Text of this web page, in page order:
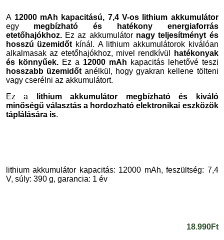
A12000 mAh kapacitású, 7,4 V-os lithium akkumulátor
egy megbízható és hatékony energiaforrás
etetőhajókhoz.Ez az akkumulátor nagy teljesítményt és
hosszú üzemidőt kínál. A lithium akkumulátorok kiválóan
alkalmasak az etetőhajókhoz, mivel rendkívül
hatékonyak
és könnyűek.Ez a 12000 mAh kapacitás lehetővé teszi
hosszabb üzemidőtanélkül, hogy gyakran kellene tölteni
vagy cserélni az akkumulátort.
Ez a lithium akkumulátor megbízható és kiváló
minőségű választás a hordozható elektronikai eszközök
táplálására is.
lithium akkumulátor kapacitás: 12000 mAh, feszültség: 7,4
V, súly: 390 g, garancia: 1 év
18.990Ft